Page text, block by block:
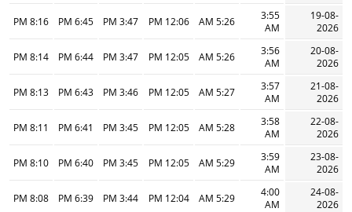
19-08-
2026
3:55
AM
5:26 AM
12:06 PM
3:47 PM
6:45 PM
8:16 PM
20-08-
2026
3:56
AM
5:26 AM
12:05 PM
3:47 PM
6:44 PM
8:14 PM
21-08-
2026
3:57
AM
5:27 AM
12:05 PM
3:46 PM
6:43 PM
8:13 PM
22-08-
2026
3:58
AM
5:28 AM
12:05 PM
3:45 PM
6:41 PM
8:11 PM
23-08-
2026
3:59
AM
5:29 AM
12:05 PM
3:45 PM
6:40 PM
8:10 PM
24-08-
2026
4:00
AM
5:29 AM
12:04 PM
3:44 PM
6:39 PM
8:08 PM